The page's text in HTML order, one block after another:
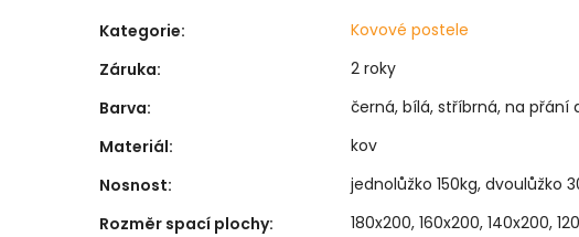
Kategorie:
Kovové postele
Záruka:
2 roky
Barva:
černá, bílá, stříbrná, na přání
Materiál:
kov
Nosnost:
jednolůžko 150kg, dvoulůžko
Rozměr spací plochy:
180x200, 160x200, 140x200,